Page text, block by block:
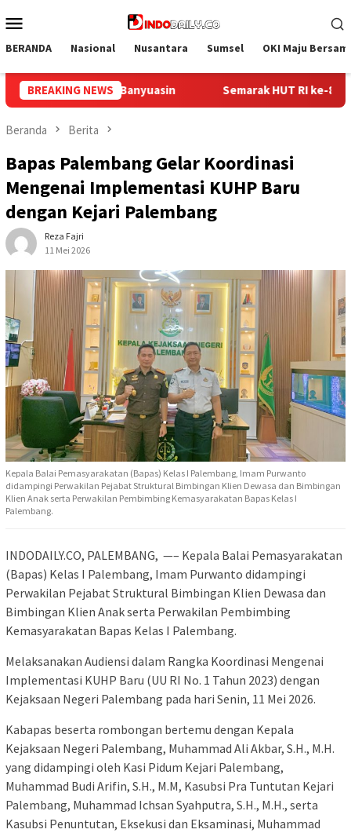
ke
Mobile
BERANDA Nasional Nusantara Sumsel OKI Maju
BREAKING NEWS
HUT RI ke-81, Lapas Perempuan Palembang Gelar Cek
Beranda Berita
Bapas Palembang Gelar Koordinasi
Mengenai Implementasi KUHP Baru
dengan Kejari Palembang
Reza Fajri
11 Mei 2026
Kepala Balai Pemasyarakatan (Bapas) Kelas I Palembang, Imam Purwanto
didampingi Perwakilan Pejabat Struktural Bimbingan Klien Dewasa dan Bimbingan
Klien Anak serta Perwakilan Pembimbing Kemasyarakatan Bapas Kelas I
Palembang.
INDODAILY.CO, PALEMBANG, —– Kepala Balai Pemasyarakatan
(Bapas) Kelas I Palembang, Imam Purwanto didampingi
Perwakilan Pejabat Struktural Bimbingan Klien Dewasa dan
Bimbingan Klien Anak serta Perwakilan Pembimbing
Kemasyarakatan Bapas Kelas I Palembang.
Melaksanakan Audiensi dalam Rangka Koordinasi Mengenai
Implementasi KUHP Baru (UU RI No. 1 Tahun 2023) dengan
Kejaksaan Negeri Palembang pada hari Senin, 11 Mei 2026.
Kabapas beserta rombongan bertemu dengan Kepala
Kejaksaan Negeri Palembang, Muhammad Ali Akbar, S.H., M.H.
yang didampingi oleh Kasi Pidum Kejari Palembang,
Muhammad Budi Arifin, S.H., M.M, Kasubsi Pra Tuntutan Kejari
Palembang, Muhammad Ichsan Syahputra, S.H., M.H., serta
Kasubsi Penuntutan, Eksekusi dan Eksaminasi, Muhammad